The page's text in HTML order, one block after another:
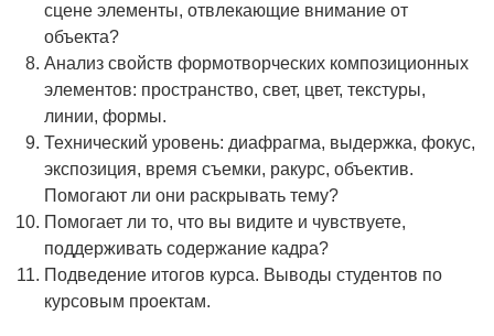
сцене элементы, отвлекающие внимание от
объекта?
Анализ свойств формотворческих композиционных
элементов: пространство, свет, цвет, текстуры,
линии, формы.
Технический уровень: диафрагма, выдержка, фокус,
экспозиция, время съемки, ракурс, объектив.
Помогают ли они раскрывать тему?
Помогает ли то, что вы видите и чувствуете,
поддерживать содержание кадра?
Подведение итогов курса. Выводы студентов по
курсовым проектам.